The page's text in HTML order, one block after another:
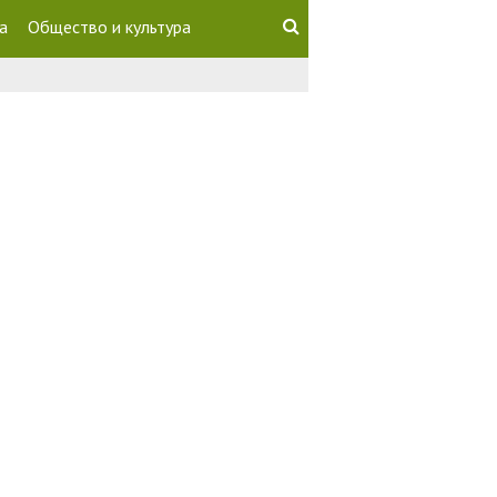
Общество и культура